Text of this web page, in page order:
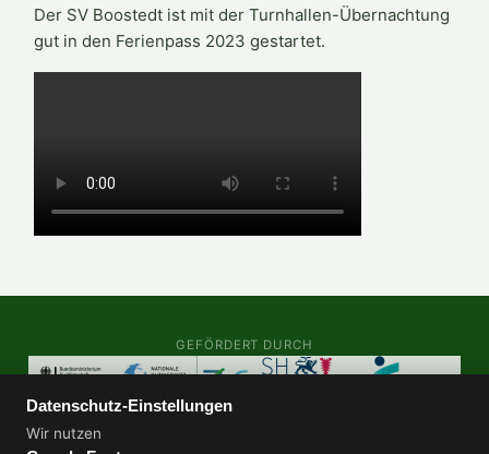
Der SV Boostedt ist mit der Turnhallen-Übernachtung
gut in den Ferienpass 2023 gestartet.
GEFÖRDERT DURCH
AUDITS & ZERTIFIZIERUNGEN
Datenschutz-Einstellungen
Wir nutzen